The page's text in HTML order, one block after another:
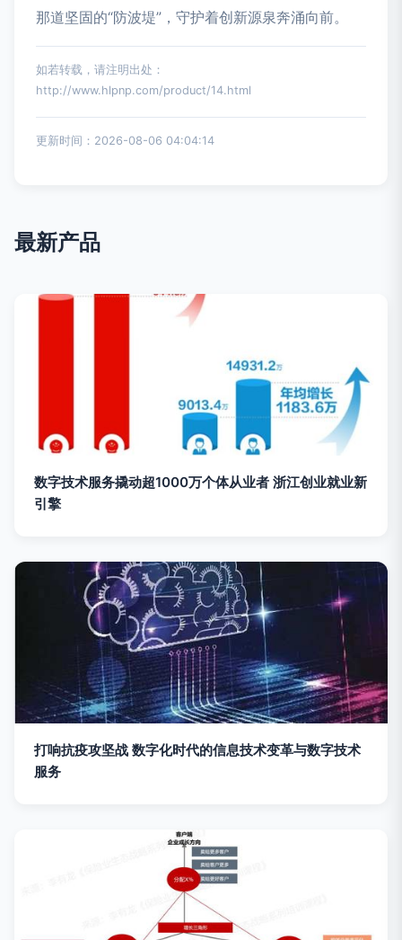
那道坚固的“防波堤”，守护着创新源泉奔涌向前。
如若转载，请注明出处：
http://www.hlpnp.com/product/14.html
更新时间：2026-08-06 04:04:14
最新产品
数字技术服务撬动超1000万个体从业者 浙江创业就业新
引擎
打响抗疫攻坚战 数字化时代的信息技术变革与数字技术
服务